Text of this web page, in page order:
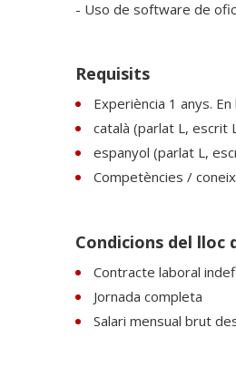
Requisits
Experiència 1 anys.
català (parlat L, escrit
espanyol (parlat L,
Competències /
Condicions del lloc
Contracte laboral
Jornada completa
Salari mensual brut